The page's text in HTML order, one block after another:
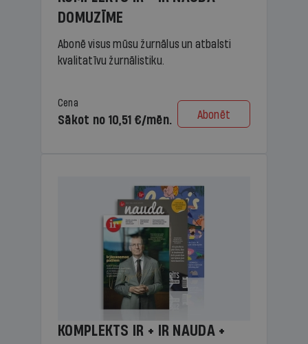
DOMUZĪME
Abonē visus mūsu žurnālus un atbalsti
kvalitatīvu žurnālistiku.
Cena
Sākot no 10,51 €/mēn. Abonēt
KOMPLEKTS IR + IR NAUDA +